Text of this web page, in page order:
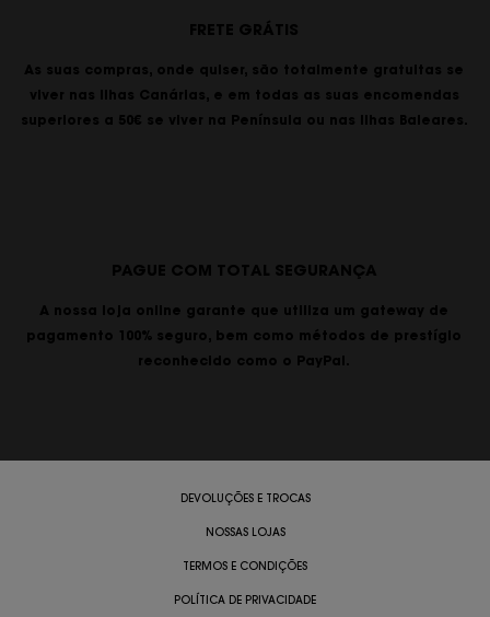
FRETE GRÁTIS
As suas compras, onde quiser, são totalmente gratuitas se
viver nas Ilhas Canárias, e em todas as suas encomendas
superiores a 50€ se viver na Península ou nas Ilhas Baleares.
PAGUE COM TOTAL SEGURANÇA
A nossa loja online garante que utiliza um gateway de
pagamento 100% seguro, bem como métodos de prestígio
reconhecido como o PayPal.
DEVOLUÇÕES E TROCAS
NOSSAS LOJAS
TERMOS E CONDIÇÕES
POLÍTICA DE PRIVACIDADE